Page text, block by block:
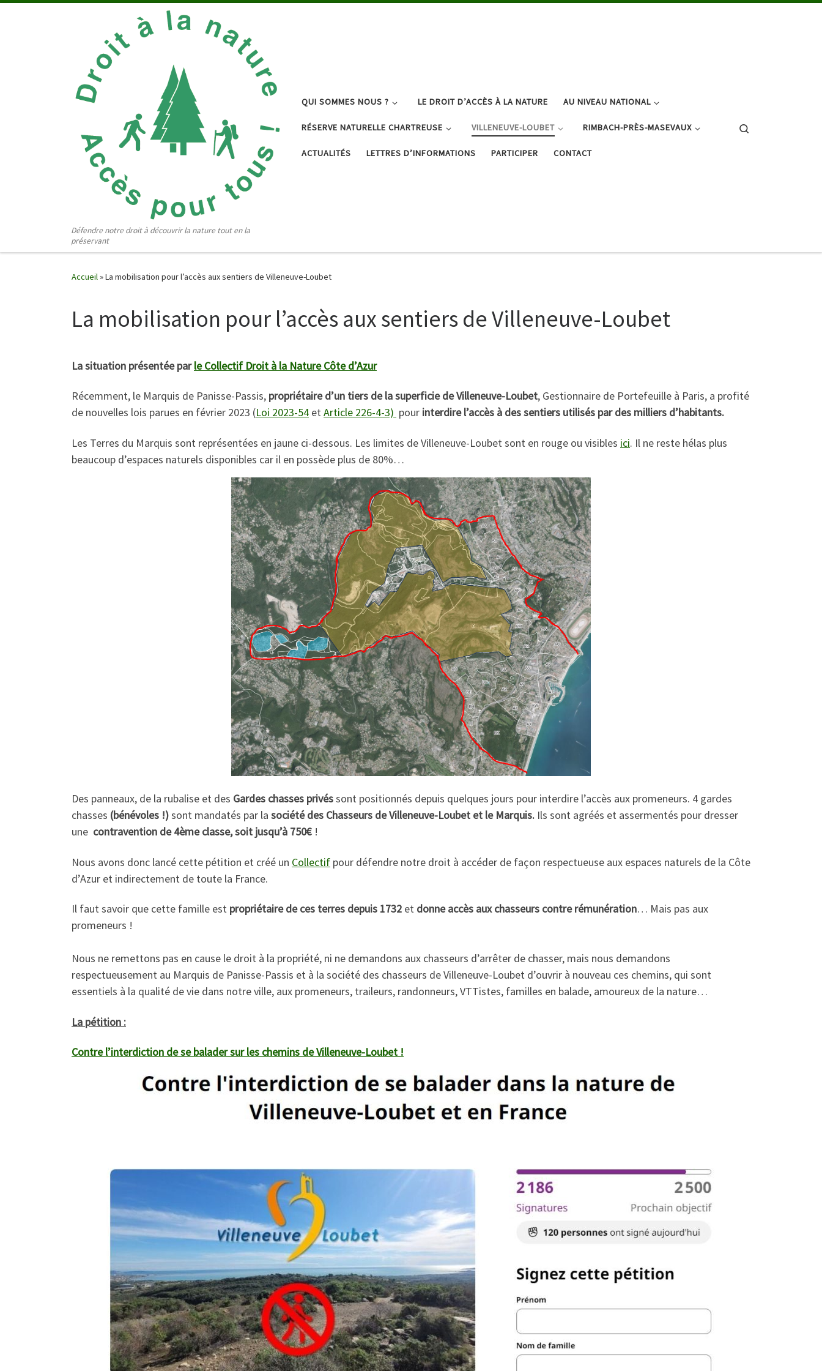
Défendre notre droit à découvrir la nature tout en la
préservant
QUI SOMMES NOUS ? LE DROIT D’ACCÈS À LA NATURE AU NIVEAU NATIONAL
RÉSERVE NATURELLE CHARTREUSE VILLENEUVE-LOUBET RIMBACH-PRÈS-MASEVAUX
ACTUALITÉS LETTRES D’INFORMATIONS PARTICIPER CONTACT
Accueil»La mobilisation pour l’accès aux sentiers de Villeneuve-Loubet
La mobilisation pour l’accès aux sentiers de Villeneuve-Loubet
La situation présentée parle Collectif Droit à la Nature Côte d’Azur
Récemment, le Marquis de Panisse-Passis, propriétaire d’un tiers de la superficie de Villeneuve-Loubet, Gestionnaire de Portefeuille à Paris, a profité
de nouvelles lois parues en février 2023 (Loi 2023-54 etArticle 226-4-3) pour interdire l’accès à des sentiers utilisés par des milliers d’habitants.
Les Terres du Marquis sont représentées en jaune ci-dessous. Les limites de Villeneuve-Loubet sont en rouge ou visibles ici. Il ne reste hélas plus
beaucoup d’espaces naturels disponibles car il en possède plus de 80%…
Des panneaux, de la rubalise et des Gardes chasses privéssont positionnés depuis quelques jours pour interdire l’accès aux promeneurs. 4 gardes
chasses (bénévoles !)sont mandatés par la société des Chasseurs de Villeneuve-Loubet et le Marquis. Ils sont agréés et assermentés pour dresser
une contravention de 4ème classe, soit jusqu’à 750€ !
Nous avons donc lancé cette pétition et créé un Collectif pour défendre notre droit à accéder de façon respectueuse aux espaces naturels de la Côte
d’Azur et indirectement de toute la France.
Il faut savoir que cette famille est propriétaire de ces terres depuis 1732 et donne accès aux chasseurs contre rémunération… Mais pas aux
promeneurs !
Nous ne remettons pas en cause le droit à la propriété, ni ne demandons aux chasseurs d’arrêter de chasser, mais nous demandons
respectueusement au Marquis de Panisse-Passis et à la société des chasseurs de Villeneuve-Loubet d’ouvrir à nouveau ces chemins, qui sont
essentiels à la qualité de vie dans notre ville, aux promeneurs, traileurs, randonneurs, VTTistes, familles en balade, amoureux de la nature…
La pétition :
Contre l’interdiction de se balader sur les chemins de Villeneuve-Loubet !